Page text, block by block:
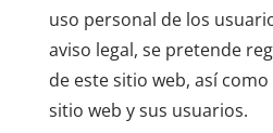
uso personal de los
aviso legal, se pretende
de este sitio web, así
sitio web y sus usuarios.